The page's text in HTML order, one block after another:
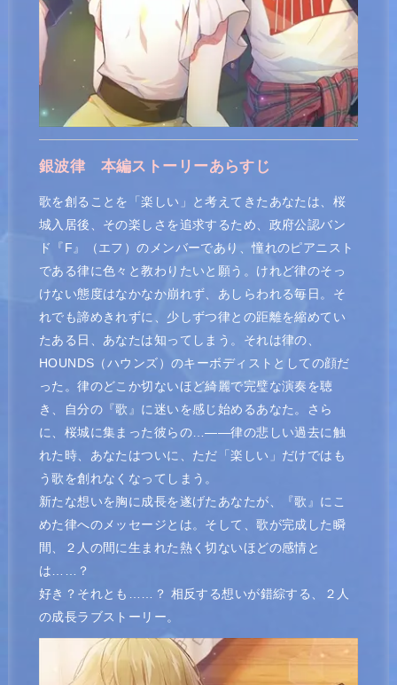
銀波律 本編ストーリーあらすじ
歌を創ることを「楽しい」と考えてきたあなたは、桜
城入居後、その楽しさを追求するため、政府公認バン
ド『F』（エフ）のメンバーであり、憧れのピアニスト
である律に色々と教わりたいと願う。けれど律のそっ
けない態度はなかなか崩れず、あしらわれる毎日。そ
れでも諦めきれずに、少しずつ律との距離を縮めてい
たある日、あなたは知ってしまう。それは律の、
HOUNDS（ハウンズ）のキーボディストとしての顔だ
った。律のどこか切ないほど綺麗で完璧な演奏を聴
き、自分の『歌』に迷いを感じ始めるあなた。さら
に、桜城に集まった彼らの…――律の悲しい過去に触
れた時、あなたはついに、ただ「楽しい」だけではも
う歌を創れなくなってしまう。
新たな想いを胸に成長を遂げたあなたが、『歌』にこ
めた律へのメッセージとは。そして、歌が完成した瞬
間、２人の間に生まれた熱く切ないほどの感情と
は……？
好き？それとも……？ 相反する想いが錯綜する、２人
の成長ラブストーリー。